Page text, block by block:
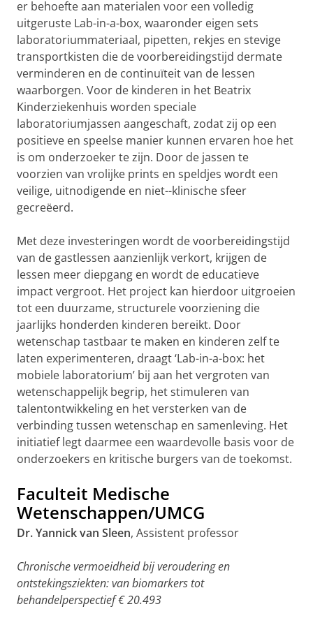
er behoefte aan materialen voor een volledig
uitgeruste Lab-in-a-box, waaronder eigen sets
laboratoriummateriaal, pipetten, rekjes en stevige
transportkisten die de voorbereidingstijd dermate
verminderen en de continuïteit van de lessen
waarborgen. Voor de kinderen in het Beatrix
Kinderziekenhuis worden speciale
laboratoriumjassen aangeschaft, zodat zij op een
positieve en speelse manier kunnen ervaren hoe het
is om onderzoeker te zijn. Door de jassen te
voorzien van vrolijke prints en speldjes wordt een
veilige, uitnodigende en niet--klinische sfeer
gecreëerd.
Met deze investeringen wordt de voorbereidingstijd
van de gastlessen aanzienlijk verkort, krijgen de
lessen meer diepgang en wordt de educatieve
impact vergroot. Het project kan hierdoor uitgroeien
tot een duurzame, structurele voorziening die
jaarlijks honderden kinderen bereikt. Door
wetenschap tastbaar te maken en kinderen zelf te
laten experimenteren, draagt ‘Lab-in-a-box: het
mobiele laboratorium’ bij aan het vergroten van
wetenschappelijk begrip, het stimuleren van
talentontwikkeling en het versterken van de
verbinding tussen wetenschap en samenleving. Het
initiatief legt daarmee een waardevolle basis voor de
onderzoekers en kritische burgers van de toekomst.
Faculteit Medische
Wetenschappen/UMCG
Dr. Yannick van Sleen, Assistent professor
Chronische vermoeidheid bij veroudering en
ontstekingsziekten: van biomarkers tot
behandelperspectief € 20.493